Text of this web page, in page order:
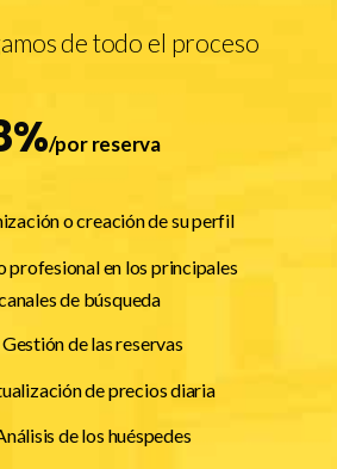
de todo el proceso
/por reserva
o creación de su perfil
profesional en los principales
de búsqueda
Gestión de las reservas
de precios diaria
de los huéspedes